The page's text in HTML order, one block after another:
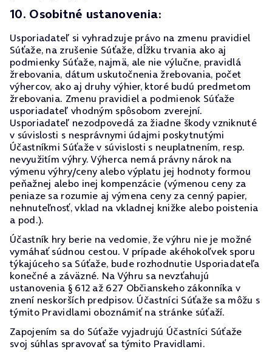
10. Osobitné ustanovenia:
Usporiadateľ si vyhradzuje právo na zmenu pravidiel
Súťaže, na zrušenie Súťaže, dĺžku trvania ako aj
podmienky Súťaže, najmä, ale nie výlučne, pravidlá
žrebovania, dátum uskutočnenia žrebovania, počet
výhercov, ako aj druhy výhier, ktoré budú predmetom
žrebovania. Zmenu pravidiel a podmienok Súťaže
usporiadateľ vhodným spôsobom zverejní.
Usporiadateľ nezodpovedá za žiadne škody vzniknuté
v súvislosti s nesprávnymi údajmi poskytnutými
Účastníkmi Súťaže v súvislosti s neuplatnením, resp.
nevyužitím výhry. Výherca nemá právny nárok na
výmenu výhry/ceny alebo výplatu jej hodnoty formou
peňažnej alebo inej kompenzácie (výmenou ceny za
peniaze sa rozumie aj výmena ceny za cenný papier,
nehnuteľnosť, vklad na vkladnej knižke alebo poistenia
a pod.).
Účastník hry berie na vedomie, že výhru nie je možné
vymáhať súdnou cestou. V prípade akéhokoľvek sporu
týkajúceho sa Súťaže, bude rozhodnutie Usporiadateľa
konečné a záväzné. Na Výhru sa nevzťahujú
ustanovenia § 612 až 627 Občianskeho zákonníka v
znení neskorších predpisov. Účastníci Súťaže sa môžu s
týmito Pravidlami oboznámiť na stránke súťaží.
Zapojením sa do Súťaže vyjadrujú Účastníci Súťaže
svoj súhlas spravovať sa týmito Pravidlami.